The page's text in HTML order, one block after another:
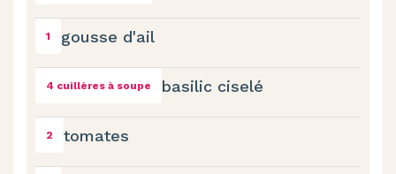
1 gousse d'ail
4 cuillères à soupe basilic ciselé
2 tomates